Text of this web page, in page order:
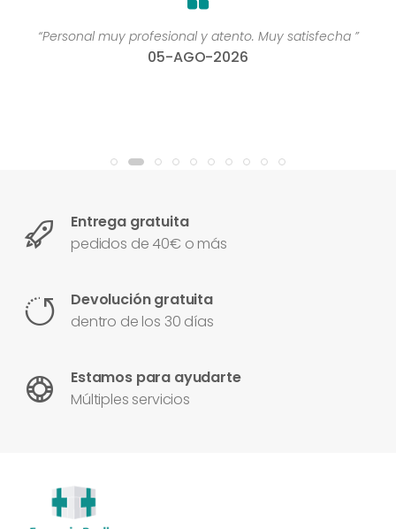
“Personal muy profesional y atento. Muy satisfecha ”
05-AGO-2026
Entrega gratuita
pedidos de 40€ o más
Devolución gratuita
dentro de los 30 días
Estamos para ayudarte
Múltiples servicios